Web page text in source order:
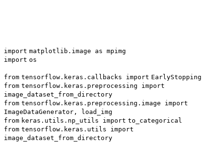
import matplotlib.image as mpimg
import os
from tensorflow.keras.callbacks import EarlyStopping
from tensorflow.keras.preprocessing import
image_dataset_from_directory
from tensorflow.keras.preprocessing.image import
ImageDataGenerator, load_img
from keras.utils.np_utils import to_categorical
from tensorflow.keras.utils import
image_dataset_from_directory